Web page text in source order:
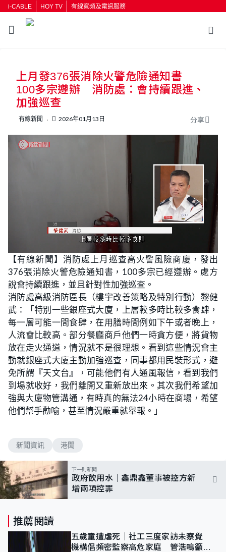
i-CABLE HOY TV 有線寬頻及電訊服務
按輸入鍵開始搜尋
上月發376張消除火警危險通知書
100多宗遵辦 消防處：會持續跟進、
加強巡查
有線新聞 2026年01月13日 分享
n
m
u
t
e
o
a
d
e
d
:
5
3
.
2
3
%
【有線新聞】消防處上月巡查高火警風險商廈，發出
376張消除火警危險通知書，100多宗已經遵辦。處方
說會持續跟進，並且針對性加強巡查。
消防處高級消防區長（樓宇改善策略及特別行動）黎健
武：「特別一些銀座式大廈，上層較多時比較多食肆，
每一層可能一間食肆，在用膳時間例如下午或者晚上，
人流會比較高。部分餐廳商戶他們一時貪方便，將貨物
放在走火通道，情況就不是很理想。看到這些情況會主
動就銀座式大廈主動加強巡查，同事都用民裝形式，避
免所謂『天文台』，可能他們有人通風報信，看到我們
到場就收好，我們離開又重新放出來。其次我們希望加
強與大廈物管溝通，有時真的無法24小時在商場，希望
他們幫手勸喻，甚至情況嚴重就舉報。」
新聞資訊 港聞
下一則新聞
政府飲用水｜鑫鼎鑫董事被控方新
增兩項控罪
推薦閱讀
五歲童遭虐死｜社工三度家訪未察覺
機構倡頻密監察高危家庭 管浩鳴籲加